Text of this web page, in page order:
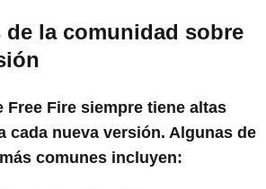
de la comunidad sobre
Free Fire siempre tiene altas
cada nueva versión. Algunas de
comunes incluyen: